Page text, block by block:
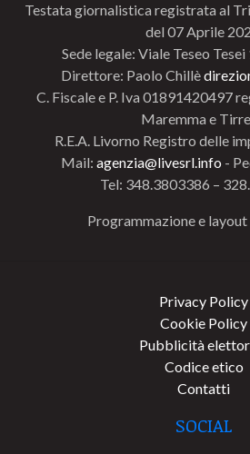
Testata giornalistica registrata al
del 07 Aprile
Sede legale: Viale Teseo
Direttore: Paolo Chillè
C. Fiscale e P. Iva 01891420497
Maremma e
R.E.A. Livorno Registro delle
Mail: agenzia@livesrl.info -
Tel: 348.3803386 –
Programmazione e layout
Privacy Policy
Cookie Policy
Pubblicità
Codice etico
Contatti
SOCIAL